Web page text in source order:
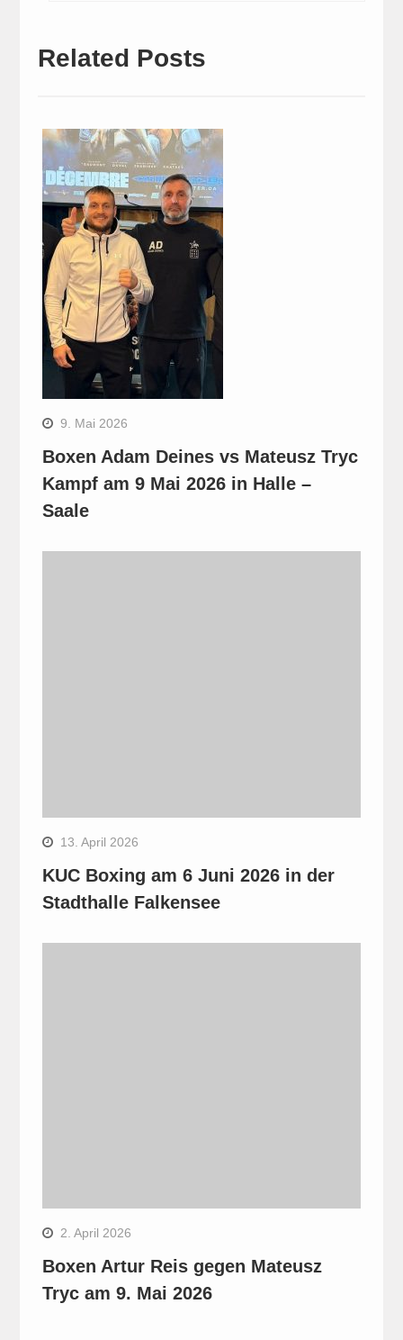
Related Posts
9. Mai 2026
Boxen Adam Deines vs Mateusz Tryc
Kampf am 9 Mai 2026 in Halle –
Saale
13. April 2026
KUC Boxing am 6 Juni 2026 in der
Stadthalle Falkensee
2. April 2026
Boxen Artur Reis gegen Mateusz
Tryc am 9. Mai 2026